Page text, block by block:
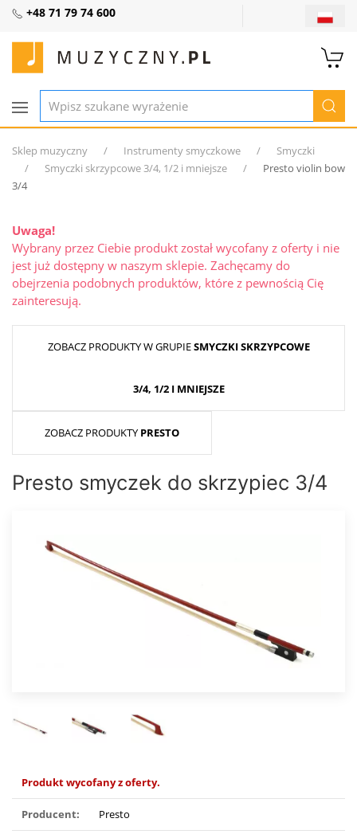
+48 71 79 74 600
Sklep muzyczny Instrumenty smyczkowe
Smyczki
Smyczki skrzypcowe 3/4, 1/2 i mniejsze
Presto violin bow
3/4
Uwaga!
Wybrany przez Ciebie produkt został wycofany z oferty i nie
jest już dostępny w naszym sklepie. Zachęcamy do
obejrzenia podobnych produktów, które z pewnością Cię
zainteresują.
ZOBACZ PRODUKTY W GRUPIESMYCZKI SKRZYPCOWE
3/4, 1/2 I MNIEJSZE
ZOBACZ PRODUKTY PRESTO
Presto smyczek do skrzypiec 3/4
Produkt wycofany z oferty.
Producent: Presto